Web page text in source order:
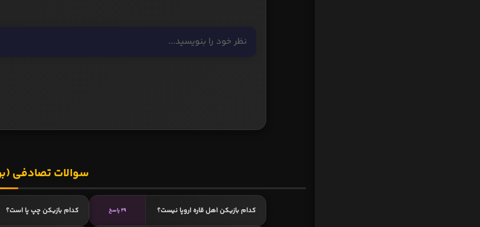
سوالات تصادفی
کدام بازیکن اهل قاره اروپا نیست؟ 29 پاسخ کدام بازیکن چپ پا است؟